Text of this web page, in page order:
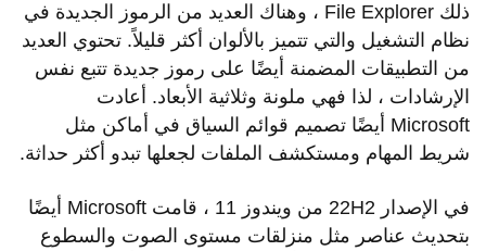
ذلك File Explorer ، وهناك العديد من الرموز الجديدة في
نظام التشغيل والتي تتميز بالألوان أكثر قليلاً. تحتوي العديد
من التطبيقات المضمنة أيضًا على رموز جديدة تتبع نفس
الإرشادات ، لذا فهي ملونة وثلاثية الأبعاد. أعادت
Microsoft أيضًا تصميم قوائم السياق في أماكن مثل
شريط المهام ومستكشف الملفات لجعلها تبدو أكثر حداثة.
في الإصدار 22H2 من ويندوز 11 ، قامت Microsoft أيضًا
بتحديث عناصر مثل منزلقات مستوى الصوت والسطوع